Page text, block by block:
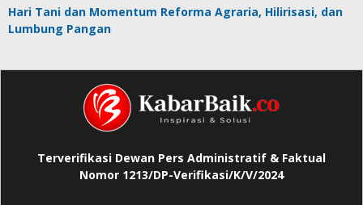
Hari Tani dan Momentum Reforma Agraria, Hilirisasi, dan
Lumbung Pangan
Terverifikasi Dewan Pers Administratif & Faktual
Nomor 1213/DP-Verifikasi/K/V/2024